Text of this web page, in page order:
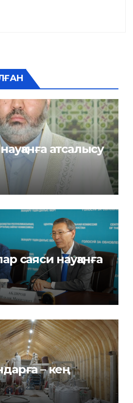
атсалысу
саяси науқанға
– кең